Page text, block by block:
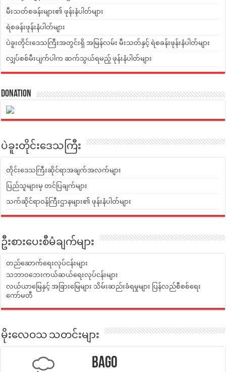
မီးသတ်စခန်းများ၏ ဖုန်းနံပါတ်များ
ရဲစခန်းဖုန်းနံပါတ်များ
ပဲခူးတိုင်းဒေသကြီးအတွင်းရှိ အမြန်လမ်း မီးသတ်နှင့် ရဲစခန်းဖုန်းနံပါတ်များ
လျှပ်စစ်မီးပျက်ပါက ဆက်သွယ်ရမည့် ဖုန်းနံပါတ်များ
Donation
ပဲခူးတိုင်းဒေသကြီး
တိုင်းဒေသကြီးဆိုင်ရာအချက်အလက်များ
ပြည်သူများမှ တင်ပြချက်များ
သက်ဆိုင်ရာဝန်ကြီးဌာနများ၏ ဖုန်းနံပါတ်များ
ဦးစားပေးစီမံချက်များ
တည်ဆောက်ရေးလုပ်ငန်းများ
သဘာဝဘေးကယ်ဆယ်ရေးလုပ်ငန်းများ
လယ်ယာမြေနှင့် အခြားမြေများ သိမ်းဆည်းခံရမှုများ ပြန်လည်စီစစ်ရေး
ကော်မတီ
မိုးလေဝသ သတင်းများ
Bago